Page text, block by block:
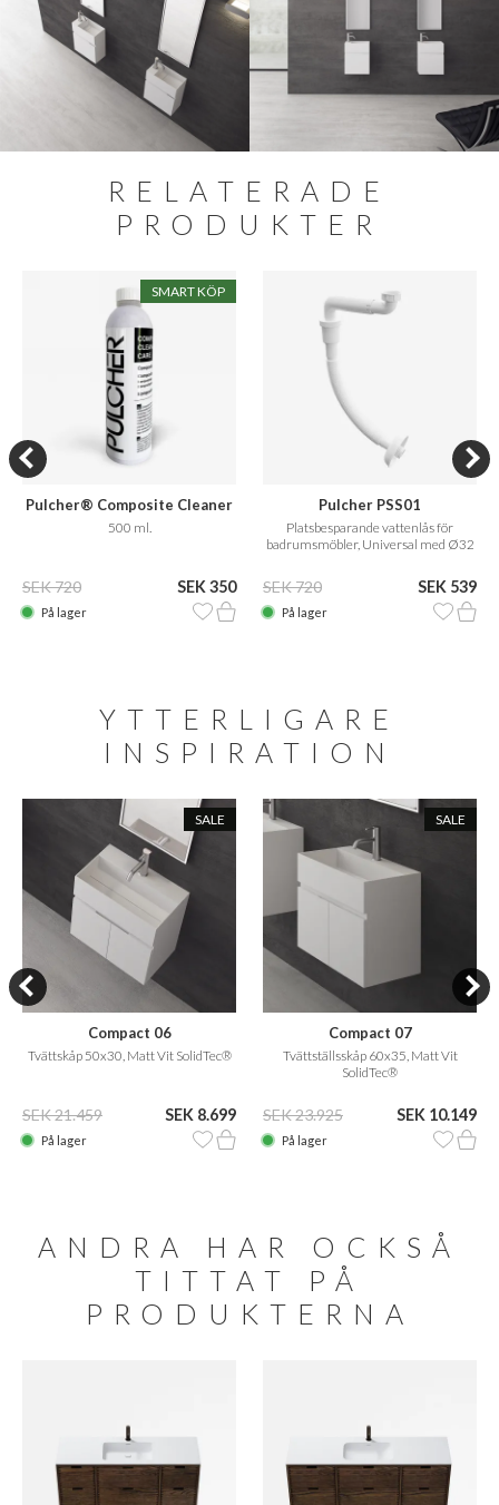
RELATERADE
PRODUKTER
SMART KÖP
Pulcher® Composite Cleaner
Care
500 ml.
SEK 720 SEK 350
På lager
Pulcher PSS01
Platsbesparande vattenlås för
badrumsmöbler, Universal med Ø32
SEK 720 SEK 539
På lager
YTTERLIGARE
INSPIRATION
SALE
Compact 06
Tvättskåp 50x30, Matt Vit SolidTec®
SEK 21.459 SEK 8.699
På lager
SALE
Compact 07
Tvättställsskåp 60x35, Matt Vit
SolidTec®
SEK 23.925 SEK 10.149
På lager
ANDRA HAR OCKSÅ
TITTAT PÅ
PRODUKTERNA